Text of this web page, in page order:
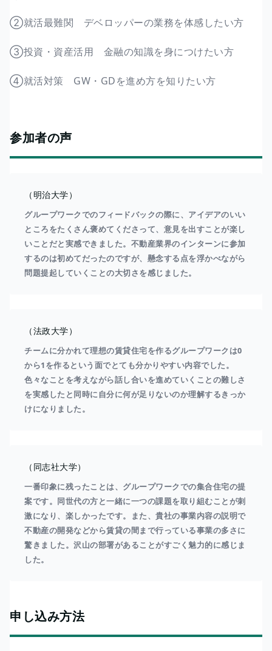
②就活最難関 デベロッパーの業務を体感したい方
③投資・資産活用 金融の知識を身につけたい方
④就活対策 GW・GDを進め方を知りたい方
参加者の声
（明治大学）
グループワークでのフィードバックの際に、アイデアのいい
ところをたくさん褒めてくださって、意見を出すことが楽し
いことだと実感できました。不動産業界のインターンに参加
するのは初めてだったのですが、懸念する点を浮かべながら
問題提起していくことの大切さを感じました。
（法政大学）
チームに分かれて理想の賃貸住宅を作るグループワークは0
から1を作るという面でとても分かりやすい内容でした。
色々なことを考えながら話し合いを進めていくことの難しさ
を実感したと同時に自分に何が足りないのか理解するきっか
けになりました。
（同志社大学）
一番印象に残ったことは、グループワークでの集合住宅の提
案です。同世代の方と一緒に一つの課題を取り組むことが刺
激になり、楽しかったです。また、貴社の事業内容の説明で
不動産の開発などから賃貸の間まで行っている事業の多さに
驚きました。沢山の部署があることがすごく魅力的に感じま
した。
申し込み方法